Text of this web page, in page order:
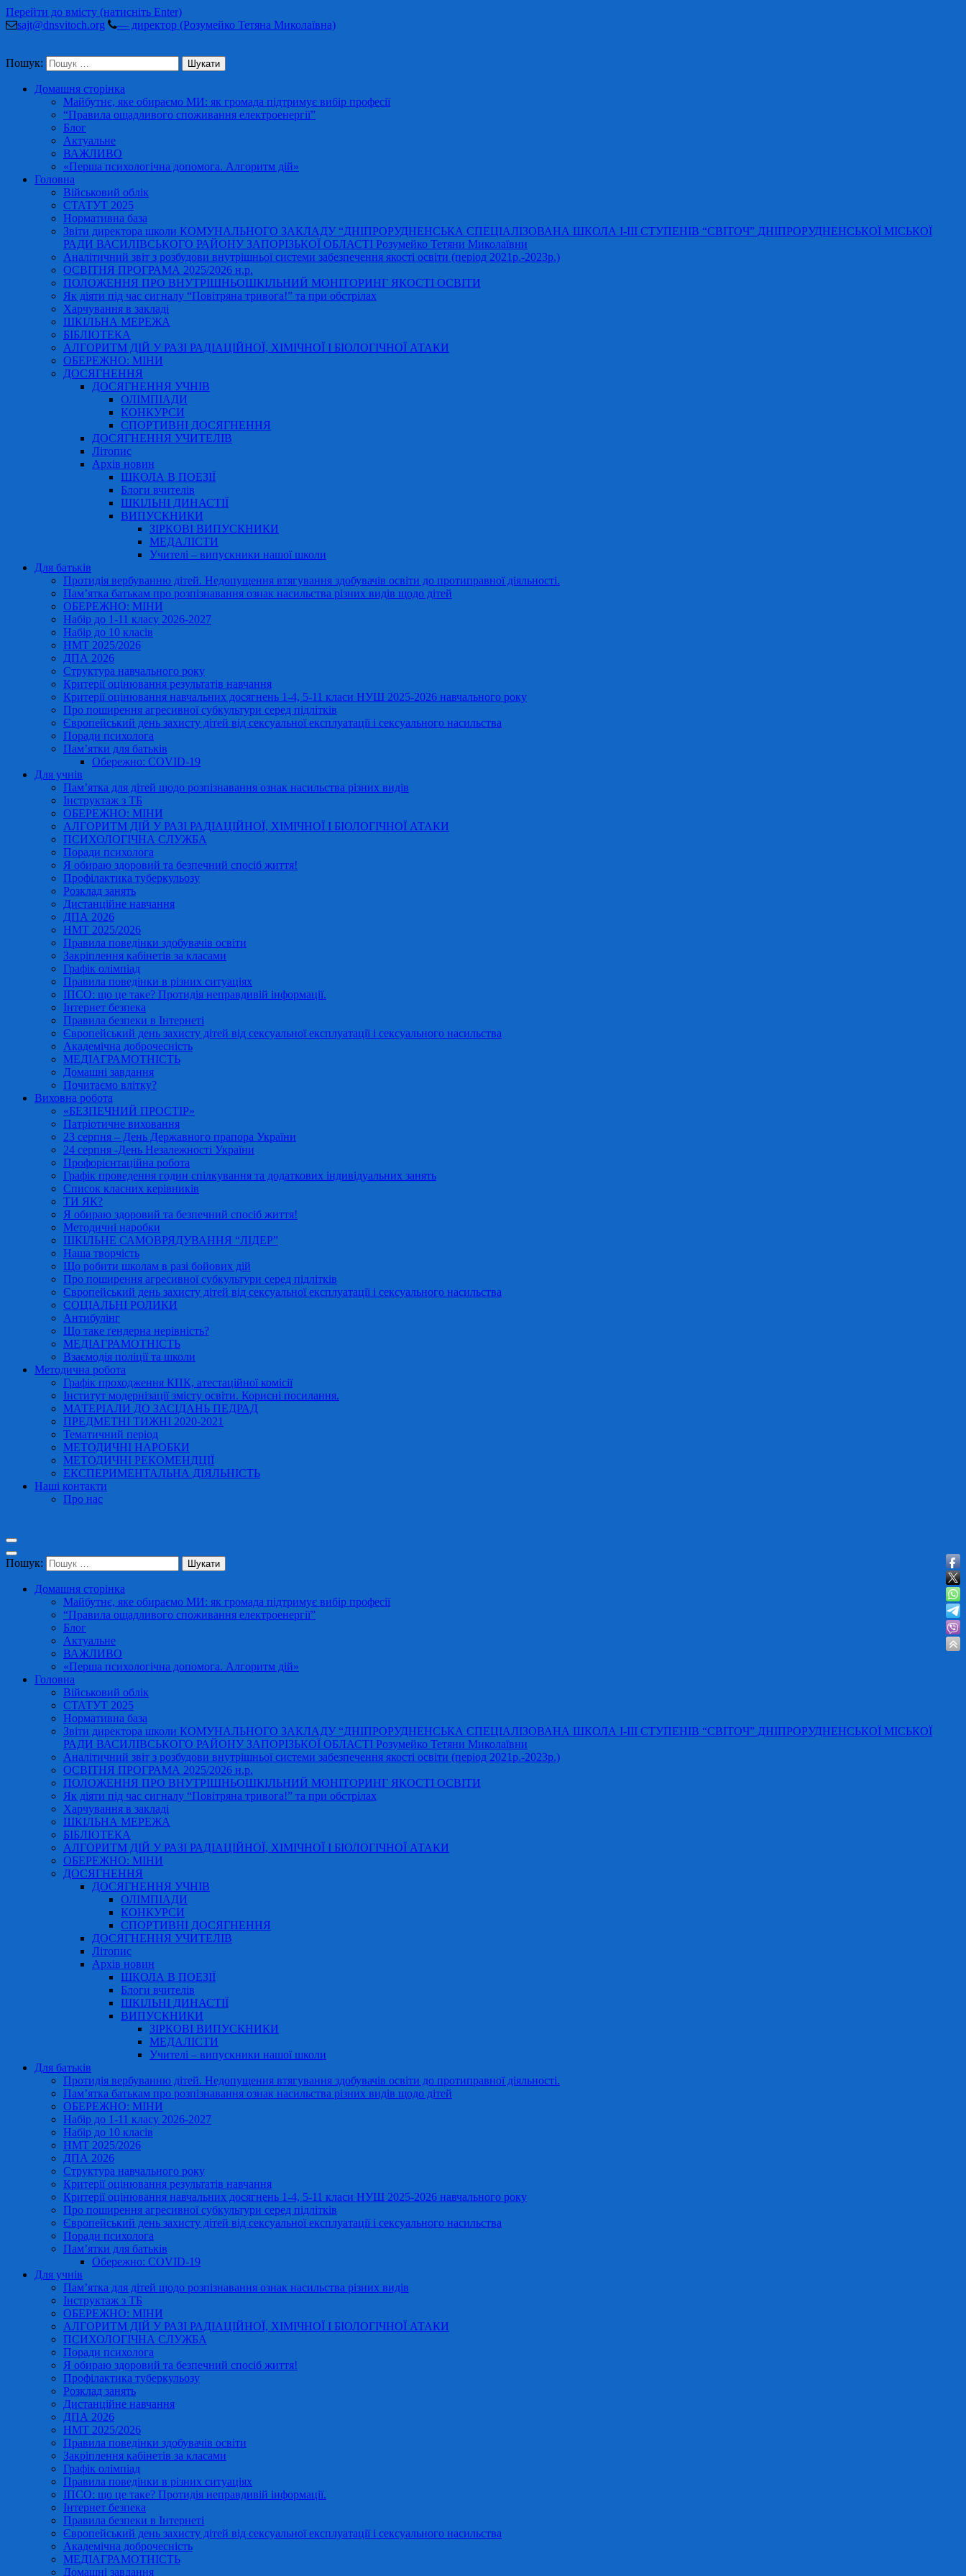
Перейти до вмісту (натисніть Enter)
sajt@dnsvitoch.org
— директор (Розумейко Тетяна Миколаївна)
Пошук:
Домашня сторінка
Майбутнє, яке обираємо МИ: як громада підтримує вибір професії
“Правила ощадливого споживання електроенергії”
Блог
Актуальне
ВАЖЛИВО
«Перша психологічна допомога. Алгоритм дій»
Головна
Військовий облік
СТАТУТ 2025
Нормативна база
Звіти директора школи КОМУНАЛЬНОГО ЗАКЛАДУ “ДНІПРОРУДНЕНСЬКА СПЕЦІАЛІЗОВАНА ШКОЛА І-ІІІ СТУПЕНІВ “СВІТОЧ” ДНІПРОРУДНЕНСЬКОЇ МІСЬКОЇ
РАДИ ВАСИЛІВСЬКОГО РАЙОНУ ЗАПОРІЗЬКОЇ ОБЛАСТІ Розумейко Тетяни Миколаївни
Аналітичний звіт з розбудови внутрішньої системи забезпечення якості освіти (період 2021р.-2023р.)
ОСВІТНЯ ПРОГРАМА 2025/2026 н.р.
ПОЛОЖЕННЯ ПРО ВНУТРІШНЬОШКІЛЬНИЙ МОНІТОРИНГ ЯКОСТІ ОСВІТИ
Як діяти під час сигналу “Повітряна тривога!” та при обстрілах
Харчування в закладі
ШКІЛЬНА МЕРЕЖА
БІБЛІОТЕКА
АЛГОРИТМ ДІЙ У РАЗІ РАДІАЦІЙНОЇ, ХІМІЧНОЇ І БІОЛОГІЧНОЇ АТАКИ
ОБЕРЕЖНО: МІНИ
ДОСЯГНЕННЯ
ДОСЯГНЕННЯ УЧНІВ
ОЛІМПІАДИ
КОНКУРСИ
СПОРТИВНІ ДОСЯГНЕННЯ
ДОСЯГНЕННЯ УЧИТЕЛІВ
Літопис
Архів новин
ШКОЛА В ПОЕЗІЇ
Блоги вчителів
ШКІЛЬНІ ДИНАСТІЇ
ВИПУСКНИКИ
ЗІРКОВІ ВИПУСКНИКИ
МЕДАЛІСТИ
Учителі – випускники нашої школи
Для батьків
Протидія вербуванню дітей. Недопущення втягування здобувачів освіти до протиправної діяльності.
Пам’ятка батькам про розпізнавання ознак насильства різних видів щодо дітей
ОБЕРЕЖНО: МІНИ
Набір до 1-11 класу 2026-2027
Набір до 10 класів
НМТ 2025/2026
ДПА 2026
Структура навчального року
Критерії оцінювання результатів навчання
Критерії оцінювання навчальних досягнень 1-4, 5-11 класи НУШ 2025-2026 навчального року
Про поширення агресивної субкультури серед підлітків
Європейський день захисту дітей від сексуальної експлуатації і сексуального насильства
Поради психолога
Пам’ятки для батьків
Обережно: COVID-19
Для учнів
Пам’ятка для дітей щодо розпізнавання ознак насильства різних видів
Інструктаж з ТБ
ОБЕРЕЖНО: МІНИ
АЛГОРИТМ ДІЙ У РАЗІ РАДІАЦІЙНОЇ, ХІМІЧНОЇ І БІОЛОГІЧНОЇ АТАКИ
ПСИХОЛОГІЧНА СЛУЖБА
Поради психолога
Я обираю здоровий та безпечний спосіб життя!
Профілактика туберкульозу
Розклад занять
Дистанційне навчання
ДПА 2026
НМТ 2025/2026
Правила поведінки здобувачів освіти
Закріплення кабінетів за класами
Графік олімпіад
Правила поведінки в різних ситуаціях
ІПСО: що це таке? Протидія неправдивій інформації.
Інтернет безпека
Правила безпеки в Інтернеті
Європейський день захисту дітей від сексуальної експлуатації і сексуального насильства
Академічна доброчесність
МЕДІАГРАМОТНІСТЬ
Домашні завдання
Почитаємо влітку?
Виховна робота
«БЕЗПЕЧНИЙ ПРОСТІР»
Патріотичне виховання
23 серпня – День Державного прапора України
24 серпня -День Незалежності України
Профорієнтаційна робота
Графік проведення годин спілкування та додаткових індивідуальних занять
Список класних керівників
ТИ ЯК?
Я обираю здоровий та безпечний спосіб життя!
Методичні наробки
ШКІЛЬНЕ САМОВРЯДУВАННЯ “ЛІДЕР”
Наша творчість
Що робити школам в разі бойових дій
Про поширення агресивної субкультури серед підлітків
Європейський день захисту дітей від сексуальної експлуатації і сексуального насильства
СОЦІАЛЬНІ РОЛИКИ
Антибулінг
Що таке ґендерна нерівність?
МЕДІАГРАМОТНІСТЬ
Взаємодія поліції та школи
Методична робота
Графік проходження КПК, атестаційної комісії
Інститут модернізації змісту освіти. Корисні посилання.
МАТЕРІАЛИ ДО ЗАСІДАНЬ ПЕДРАД
ПРЕДМЕТНІ ТИЖНІ 2020-2021
Тематичний період
МЕТОДИЧНІ НАРОБКИ
МЕТОДИЧНІ РЕКОМЕНДЦІЇ
ЕКСПЕРИМЕНТАЛЬНА ДІЯЛЬНІСТЬ
Наші контакти
Про нас
Пошук:
Домашня сторінка
Майбутнє, яке обираємо МИ: як громада підтримує вибір професії
“Правила ощадливого споживання електроенергії”
Блог
Актуальне
ВАЖЛИВО
«Перша психологічна допомога. Алгоритм дій»
Головна
Військовий облік
СТАТУТ 2025
Нормативна база
Звіти директора школи КОМУНАЛЬНОГО ЗАКЛАДУ “ДНІПРОРУДНЕНСЬКА СПЕЦІАЛІЗОВАНА ШКОЛА І-ІІІ СТУПЕНІВ “СВІТОЧ” ДНІПРОРУДНЕНСЬКОЇ МІСЬКОЇ
РАДИ ВАСИЛІВСЬКОГО РАЙОНУ ЗАПОРІЗЬКОЇ ОБЛАСТІ Розумейко Тетяни Миколаївни
Аналітичний звіт з розбудови внутрішньої системи забезпечення якості освіти (період 2021р.-2023р.)
ОСВІТНЯ ПРОГРАМА 2025/2026 н.р.
ПОЛОЖЕННЯ ПРО ВНУТРІШНЬОШКІЛЬНИЙ МОНІТОРИНГ ЯКОСТІ ОСВІТИ
Як діяти під час сигналу “Повітряна тривога!” та при обстрілах
Харчування в закладі
ШКІЛЬНА МЕРЕЖА
БІБЛІОТЕКА
АЛГОРИТМ ДІЙ У РАЗІ РАДІАЦІЙНОЇ, ХІМІЧНОЇ І БІОЛОГІЧНОЇ АТАКИ
ОБЕРЕЖНО: МІНИ
ДОСЯГНЕННЯ
ДОСЯГНЕННЯ УЧНІВ
ОЛІМПІАДИ
КОНКУРСИ
СПОРТИВНІ ДОСЯГНЕННЯ
ДОСЯГНЕННЯ УЧИТЕЛІВ
Літопис
Архів новин
ШКОЛА В ПОЕЗІЇ
Блоги вчителів
ШКІЛЬНІ ДИНАСТІЇ
ВИПУСКНИКИ
ЗІРКОВІ ВИПУСКНИКИ
МЕДАЛІСТИ
Учителі – випускники нашої школи
Для батьків
Протидія вербуванню дітей. Недопущення втягування здобувачів освіти до протиправної діяльності.
Пам’ятка батькам про розпізнавання ознак насильства різних видів щодо дітей
ОБЕРЕЖНО: МІНИ
Набір до 1-11 класу 2026-2027
Набір до 10 класів
НМТ 2025/2026
ДПА 2026
Структура навчального року
Критерії оцінювання результатів навчання
Критерії оцінювання навчальних досягнень 1-4, 5-11 класи НУШ 2025-2026 навчального року
Про поширення агресивної субкультури серед підлітків
Європейський день захисту дітей від сексуальної експлуатації і сексуального насильства
Поради психолога
Пам’ятки для батьків
Обережно: COVID-19
Для учнів
Пам’ятка для дітей щодо розпізнавання ознак насильства різних видів
Інструктаж з ТБ
ОБЕРЕЖНО: МІНИ
АЛГОРИТМ ДІЙ У РАЗІ РАДІАЦІЙНОЇ, ХІМІЧНОЇ І БІОЛОГІЧНОЇ АТАКИ
ПСИХОЛОГІЧНА СЛУЖБА
Поради психолога
Я обираю здоровий та безпечний спосіб життя!
Профілактика туберкульозу
Розклад занять
Дистанційне навчання
ДПА 2026
НМТ 2025/2026
Правила поведінки здобувачів освіти
Закріплення кабінетів за класами
Графік олімпіад
Правила поведінки в різних ситуаціях
ІПСО: що це таке? Протидія неправдивій інформації.
Інтернет безпека
Правила безпеки в Інтернеті
Європейський день захисту дітей від сексуальної експлуатації і сексуального насильства
Академічна доброчесність
МЕДІАГРАМОТНІСТЬ
Домашні завдання